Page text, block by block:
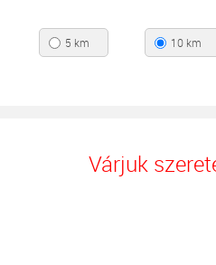
5 km 10 km
Várjuk